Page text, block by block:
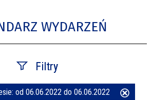
WYDARZEŃ
Filtry
od 06.06.2022 do 06.06.2022